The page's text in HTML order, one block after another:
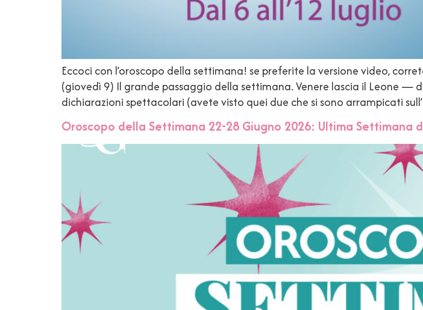
Eccoci con l’oroscopo della settimana! se preferite la versione video,
(giovedì 9) Il grande passaggio della settimana. Venere lascia il Leone —
dichiarazioni spettacolari (avete visto quei due che si sono arrampicati
Oroscopo della Settimana 22-28 Giugno 2026: Ultima Settimana